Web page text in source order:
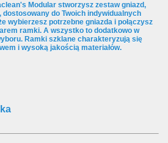
Modular stworzysz zestaw gniazd,
dostosowany do Twoich indywidualnych
wybierzesz potrzebne gniazda i połączysz
ramki. A wszystko to dodatkowo w
Ramki szklane charakteryzują się
i wysoką jakością materiałów.